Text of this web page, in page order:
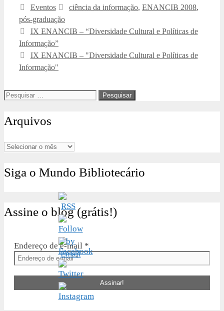
Categorias
Eventos Tags
ciência da informação,ENANCIB 2008,
pós-graduação
IX ENANCIB – “Diversidade Cultural e Políticas de
Informação”
IX ENANCIB – "Diversidade Cultural e Políticas de
Informação"
Pesquisar
Arquivos
Arquivos
Siga o Mundo Bibliotecário
Assine o blog (grátis!)
Endereço de e-mail *